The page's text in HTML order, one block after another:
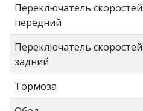
Переключатель скоростей
передний
Переключатель скоростей
задний
Тормоза